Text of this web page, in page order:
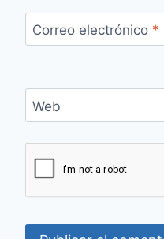
Correo electrónico *
Web